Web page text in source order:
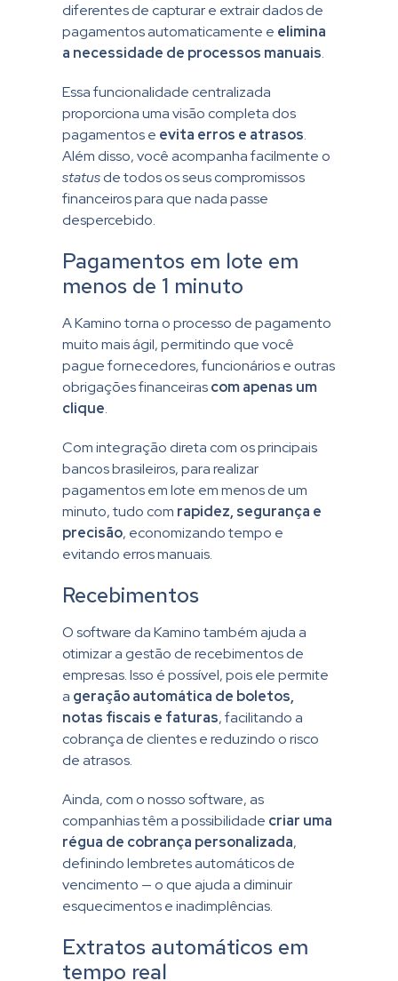
diferentes de capturar e extrair dados de
pagamentos automaticamente e elimina
a necessidade de processos manuais.
Essa funcionalidade centralizada
proporciona uma visão completa dos
pagamentos e evita erros e atrasos.
Além disso, você acompanha facilmente o
statusde todos os seus compromissos
financeiros para que nada passe
despercebido.
Pagamentos em lote em
menos de 1 minuto
A Kamino torna o processo de pagamento
muito mais ágil, permitindo que você
pague fornecedores, funcionários e outras
obrigações financeirascom apenas um
clique.
Com integração direta com os principais
bancos brasileiros, para realizar
pagamentos em lote em menos de um
minuto, tudo com rapidez, segurança e
precisão, economizando tempo e
evitando erros manuais.
Recebimentos
O software da Kamino também ajuda a
otimizar a gestão de recebimentos de
empresas. Isso é possível, pois ele permite
a geração automática de boletos,
notas fiscais e faturas, facilitando a
cobrança de clientes e reduzindo o risco
de atrasos.
Ainda, com o nosso software, as
companhias têm a possibilidade criar uma
régua de cobrança personalizada,
definindo lembretes automáticos de
vencimento — o que ajuda a diminuir
esquecimentos e inadimplências.
Extratos automáticos em
tempo real